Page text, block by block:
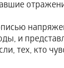
и
тех, кто